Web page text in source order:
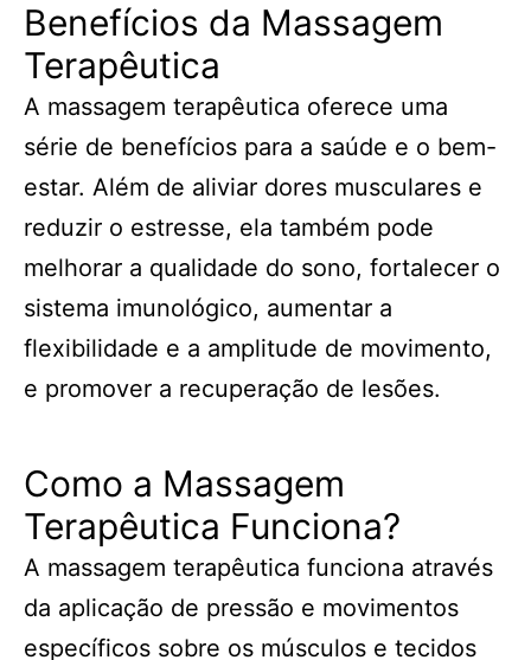
Benefícios da Massagem
Terapêutica
A massagem terapêutica oferece uma
série de benefícios para a saúde e o bem-
estar. Além de aliviar dores musculares e
reduzir o estresse, ela também pode
melhorar a qualidade do sono, fortalecer o
sistema imunológico, aumentar a
flexibilidade e a amplitude de movimento,
e promover a recuperação de lesões.
Como a Massagem
Terapêutica Funciona?
A massagem terapêutica funciona através
da aplicação de pressão e movimentos
específicos sobre os músculos e tecidos